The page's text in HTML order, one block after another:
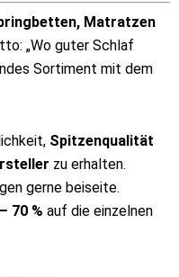
Matratzen
„Wo guter Schlaf
Sortiment mit dem
Spitzenqualität
zu erhalten.
gerne beiseite.
70 % auf die einzelnen